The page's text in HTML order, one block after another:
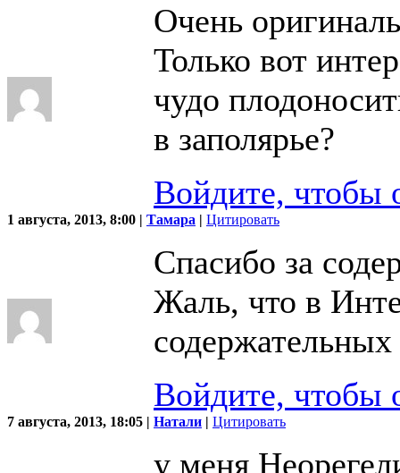
Очень
Только вот
чудо
в заполярье?
Войдите, чтобы
1 августа, 2013, 8:00 | Тамара | Цитировать
Спасибо за
Жаль, что в
Войдите, чтобы
7 августа, 2013, 18:05 | Натали | Цитировать
у меня